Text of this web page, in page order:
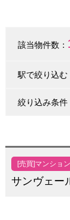
該当物件数：
駅で絞り込む
絞り込み条件
[売買]マンション
サンヴェー